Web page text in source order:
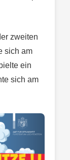
zweiten
sich am
ein
sich am